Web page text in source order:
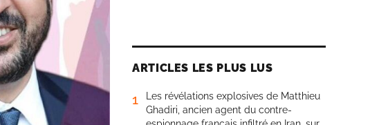
ARTICLES LES PLUS LUS
1
Les révélations explosives de Matthieu
Ghadiri, ancien agent du contre-